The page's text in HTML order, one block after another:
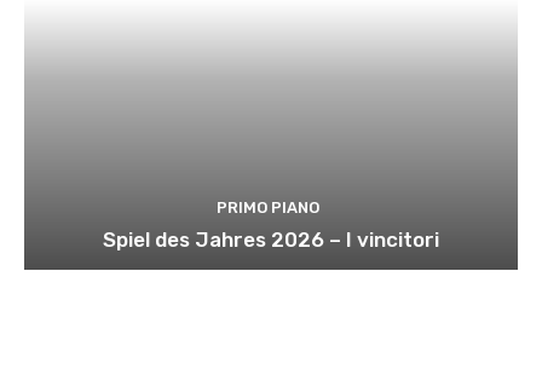
PRIMO PIANO
Spiel des Jahres 2026 – I vincitori